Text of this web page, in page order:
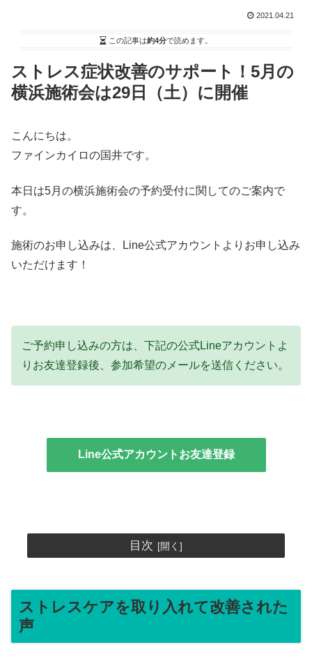
2021.04.21
この記事は約4分で読めます。
ストレス症状改善のサポート！5月の
横浜施術会は29日（土）に開催
こんにちは。
ファインカイロの国井です。
本日は5月の横浜施術会の予約受付に関してのご案内で
す。
施術のお申し込みは、Line公式アカウントよりお申し込み
いただけます！
ご予約申し込みの方は、下記の公式Lineアカウントよ
りお友達登録後、参加希望のメールを送信ください。
Line公式アカウントお友達登録
目次
ストレスケアを取り入れて改善された
声